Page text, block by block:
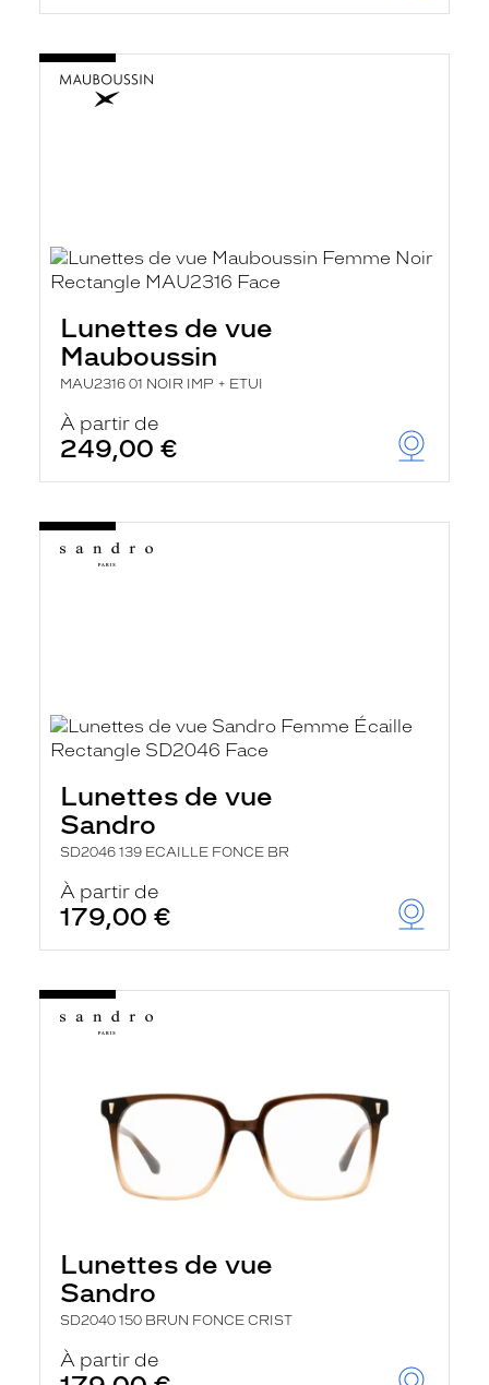
Lunettes de vue
Mauboussin
MAU2316 01 NOIR IMP + ETUI
À partir de
249,00 €
Lunettes de vue
Sandro
SD2046 139 ECAILLE FONCE BR
À partir de
179,00 €
Lunettes de vue
Sandro
SD2040 150 BRUN FONCE CRIST
À partir de